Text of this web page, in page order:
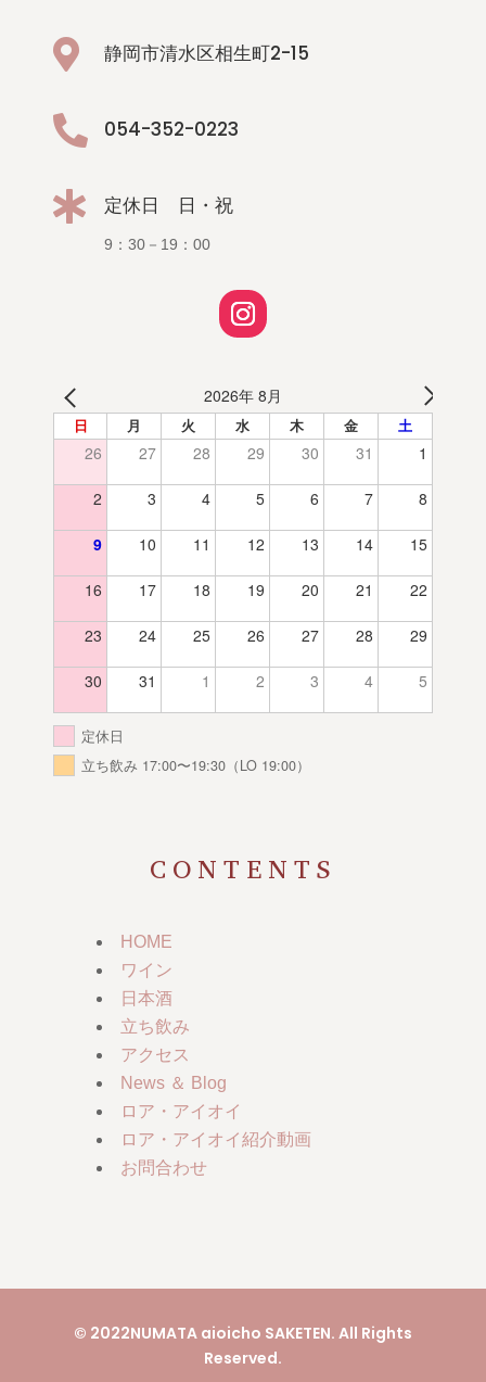
 静岡市清水区相生町2-15
 054-352-0223
 定休日 日・祝
9：30－19：00
2026年 8月
日 月 火 水 木 金 土
26 27 28 29 30 31 1
2 3 4 5 6 7 8
9 10 11 12 13 14 15
16 17 18 19 20 21 22
23 24 25 26 27 28 29
30 31 1 2 3 4 5
定休日
立ち飲み 17:00〜19:30（LO 19:00）
CONTENTS
HOME
ワイン
日本酒
立ち飲み
アクセス
News ＆ Blog
ロア・アイオイ
ロア・アイオイ紹介動画
お問合わせ
© 2022NUMATA aioicho SAKETEN. All Rights
Reserved.